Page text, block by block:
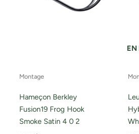
Montage
Hameçon Berkley
Fusion19 Frog Hook
Smoke Satin 4 0 2
EN